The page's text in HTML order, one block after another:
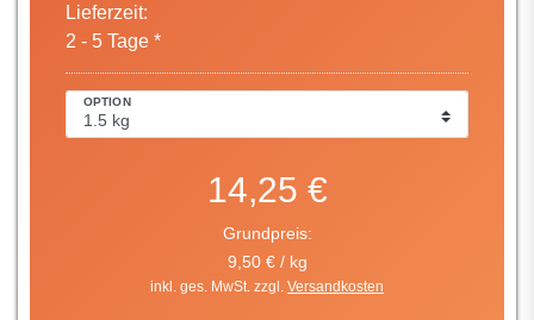
Lieferzeit:
2 - 5 Tage *
OPTION
14,25 €
Grundpreis:
9,50 € / kg
inkl. ges. MwSt. zzgl. Versandkosten